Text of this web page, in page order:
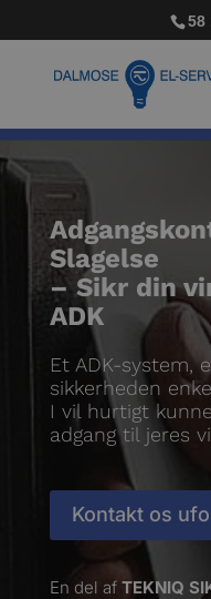
58
Slagelse
– Sikr din
ADK
Et ADK-system,
sikkerheden
I vil hurtigt
adgang til jeres
Kontakt os
En del af TEKNIQ